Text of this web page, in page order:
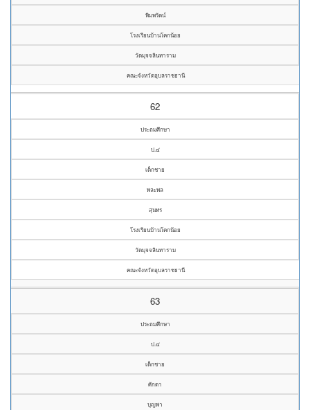
พิมพรัตน์
โรงเรียนบ้านโคกน้อย
วัดมุจจลินทาราม
คณะจังหวัดอุบลราชธานี
62
ประถมศึกษา
ป.๔
เด็กชาย
พละพล
สุนทร
โรงเรียนบ้านโคกน้อย
วัดมุจจลินทาราม
คณะจังหวัดอุบลราชธานี
63
ประถมศึกษา
ป.๔
เด็กชาย
ศักดา
บุญพา